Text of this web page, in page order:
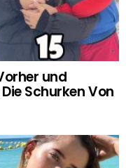
und
Schurken Von